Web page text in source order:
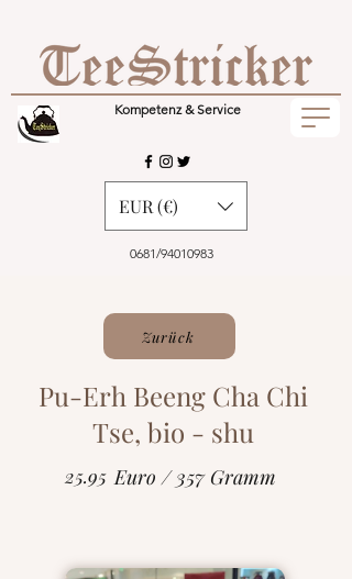
Kompetenz & Service
0681/94010983
EUR (€)
Zurück
Pu-Erh Beeng Cha Chi
Tse, bio - shu
25.95 Euro / 357 Gramm